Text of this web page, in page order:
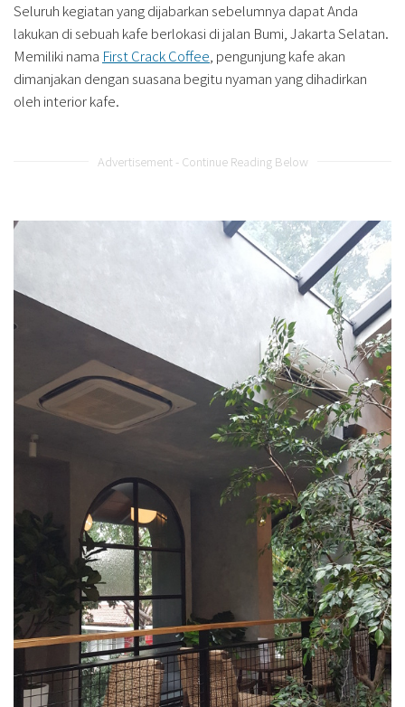
Seluruh kegiatan yang dijabarkan sebelumnya dapat Anda
lakukan di sebuah kafe berlokasi di jalan Bumi, Jakarta Selatan.
Memiliki nama First Crack Coffee, pengunjung kafe akan
dimanjakan dengan suasana begitu nyaman yang dihadirkan
oleh interior kafe.
Advertisement - Continue Reading Below